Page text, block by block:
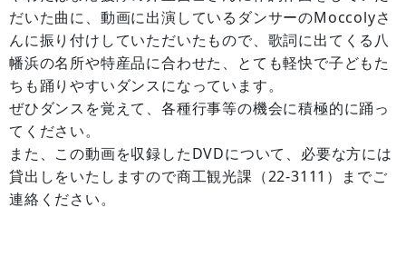
だいた曲に、動画に出演しているダンサーのMoccolyさ
んに振り付けしていただいたもので、歌詞に出てくる八
幡浜の名所や特産品に合わせた、とても軽快で子どもた
ちも踊りやすいダンスになっています。
ぜひダンスを覚えて、各種行事等の機会に積極的に踊っ
てください。
また、この動画を収録したDVDについて、必要な方には
貸出しをいたしますので商工観光課（22‐3111）までご
連絡ください。